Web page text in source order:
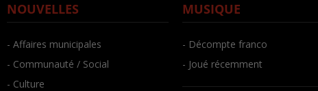
NOUVELLES
- Affaires municipales
- Communauté / Social
- Culture
MUSIQUE
- Décompte franco
- Joué récemment